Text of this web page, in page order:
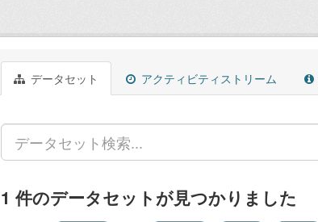
データセット アクティビティストリーム
1 件のデータセットが見つかりました